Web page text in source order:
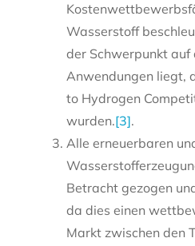
Wasserstoff
der Schwerpunkt auf
Anwendungen liegt,
to Hydrogen
wurden.[3].
Alle erneuerbaren
Betracht gezogen
da dies einen
Markt zwischen den